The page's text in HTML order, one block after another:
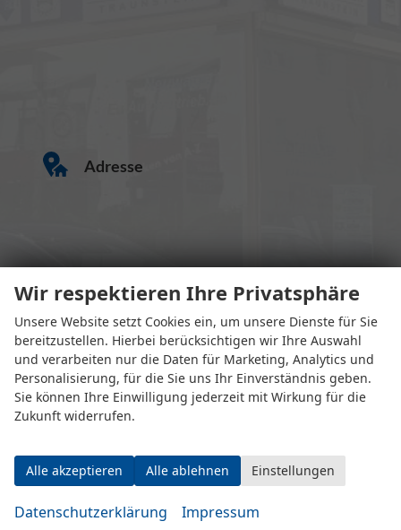
Adresse
Eugen-Rosner-Str. 16
83278 Traunstein
Öffnungszeiten
Wir respektieren Ihre Privatsphäre
Unsere Website setzt Cookies ein, um unsere Dienste für Sie
bereitzustellen. Hierbei berücksichtigen wir Ihre Auswahl
und verarbeiten nur die Daten für Marketing, Analytics und
Personalisierung, für die Sie uns Ihr Einverständnis geben.
Sie können Ihre Einwilligung jederzeit mit Wirkung für die
Zukunft widerrufen.
Alle akzeptieren Alle ablehnen Einstellungen
Datenschutzerklärung Impressum